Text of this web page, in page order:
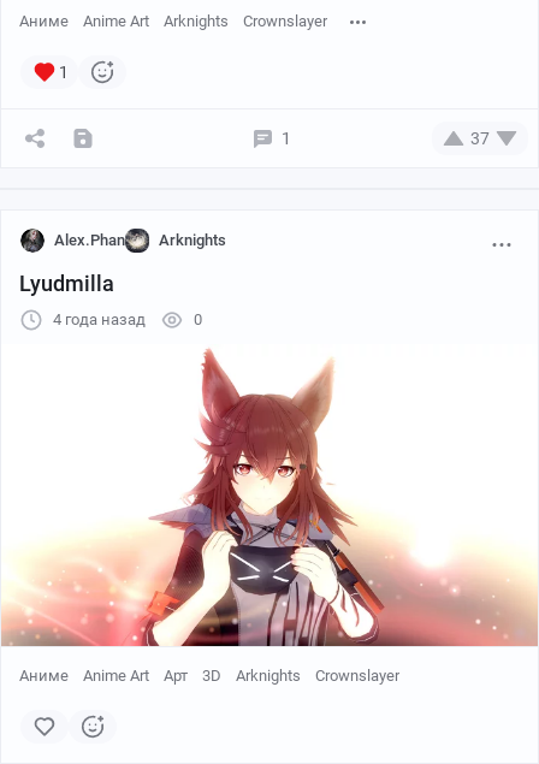
Аниме Anime Art Arknights Crownslayer
1
1 37
Alex.Phan Arknights
Lyudmilla
4 года назад 0
Аниме Anime Art Арт 3D Arknights Crownslayer